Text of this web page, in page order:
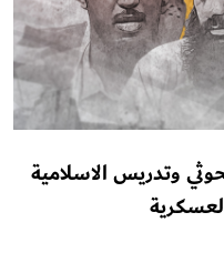
وتدريس الاسلامية